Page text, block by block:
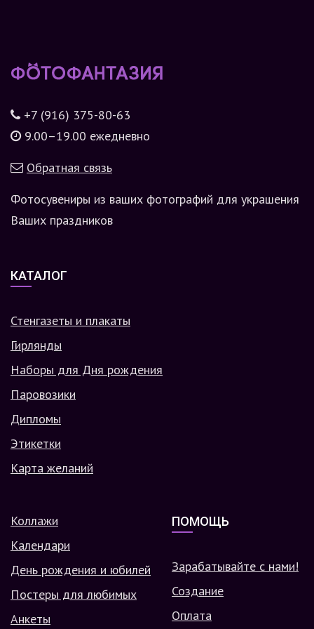
+7 (916) 375-80-63
9.00–19.00 ежедневно
Обратная связь
Фотосувениры из ваших фотографий для украшения
Ваших праздников
КАТАЛОГ
Стенгазеты и плакаты
Гирлянды
Наборы для Дня рождения
Паровозики
Дипломы
Этикетки
Карта желаний
Коллажи
Календари
День рождения и юбилей
Постеры для любимых
Анкеты
ПОМОЩЬ
Зарабатывайте с нами!
Создание
Оплата